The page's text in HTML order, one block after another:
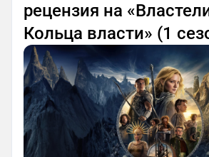
рецензия на
Кольца власти» (1